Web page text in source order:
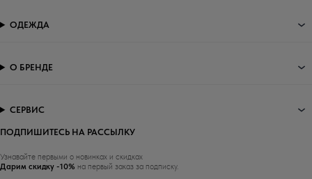
ПОДПИШИТЕСЬ НА РАССЫЛКУ
Узнавайте первыми о новинках и скидках
Дарим скидку -10% на первый заказ за подписку.
ОДЕЖДА
О БРЕНДЕ
СЕРВИС